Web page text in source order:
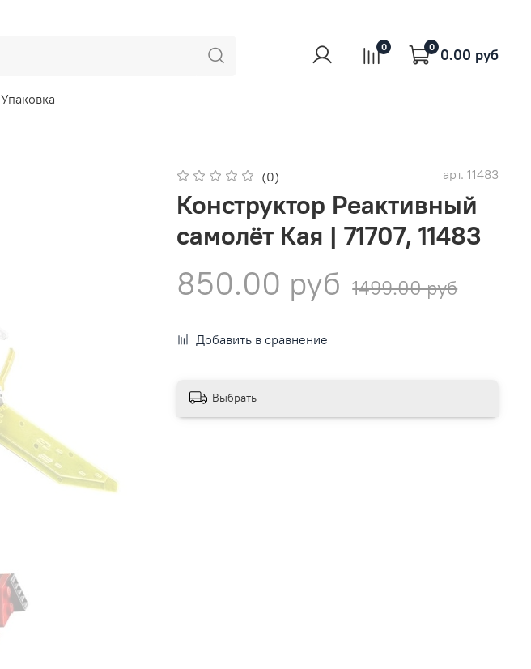
0 0 0.00 руб
Упаковка
(0) арт. 11483
Конструктор Реактивный
самолёт Кая | 71707, 11483
850.00 руб 1499.00 руб
Добавить в сравнение
Выбрать